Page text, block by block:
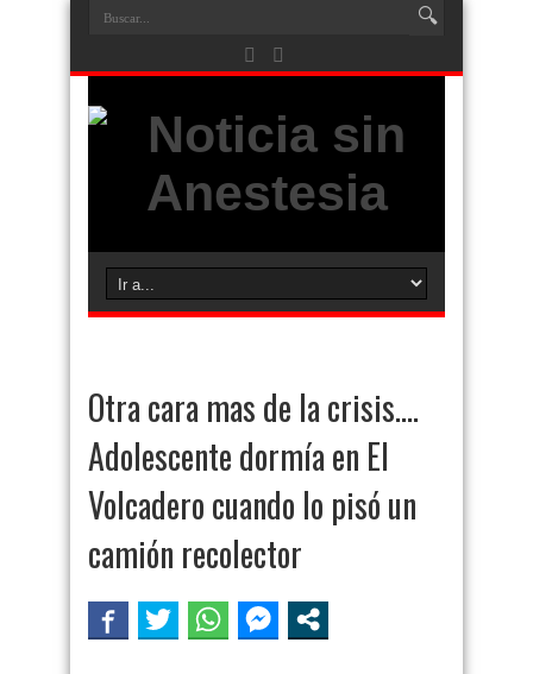
Otra cara mas de la crisis….
Adolescente dormía en El
Volcadero cuando lo pisó un
camión recolector